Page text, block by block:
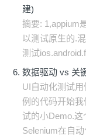
建)
摘要: 1,appium
以测试原生的.
测试
数据驱动 vs 关
UI自动化测试
例的代码开始
试的小Demo.
Selenium在自